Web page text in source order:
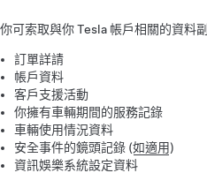
你可索取與你 Tesla 帳戶相關的資料
訂單詳請
帳戶資料
客戶支援活動
你擁有車輛期間的服務記錄
車輛使用情況資料
安全事件的鏡頭記錄 (如適用)
資訊娛樂系統設定資料